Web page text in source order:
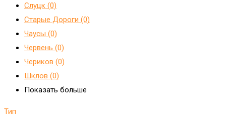
Слуцк (0)
Старые Дороги (0)
Чаусы (0)
Червень (0)
Чериков (0)
Шклов (0)
Показать больше
Тип